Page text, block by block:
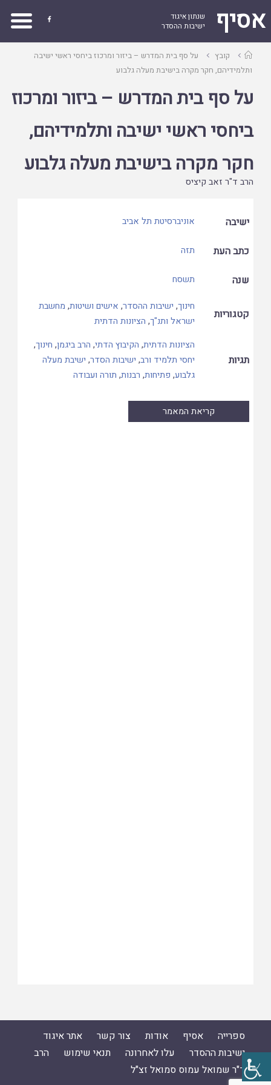
אסיף
שנתון איגוד
ישיבות ההסדר

עמוד
ראשי
קובץ
על סף בית המדרש – ביזור ומרכוז ביחסי ראשי ישיבה
ותלמידיהם, חקר מקרה בישיבת מעלה גלבוע
על סף בית המדרש – ביזור ומרכוז
ביחסי ראשי ישיבה ותלמידיהם,
חקר מקרה בישיבת מעלה גלבוע
הרב ד"ר זאב קיציס
ישיבה אוניברסיטת תל אביב
כתב העת תזה
שנה תשסח
קטגוריות
חינוך, ישיבות ההסדר, אישים ושיטות, מחשבת
ישראל ותנ"ך, הציונות הדתית
תגיות
הציונות הדתית, הקיבוץ הדתי, הרב ביגמן, חינוך,
יחסי תלמיד ורב, ישיבות הסדר, ישיבת מעלה
גלבוע, פתיחות, רבנות, תורה ועבודה
קריאת המאמר
ספרייה אסיף אודות צור קשר
אתר איגוד
ישיבות ההסדר
עלו לאחרונה תנאי שימוש
הרב
ד"ר שמואל עמוס סמואל זצ"ל